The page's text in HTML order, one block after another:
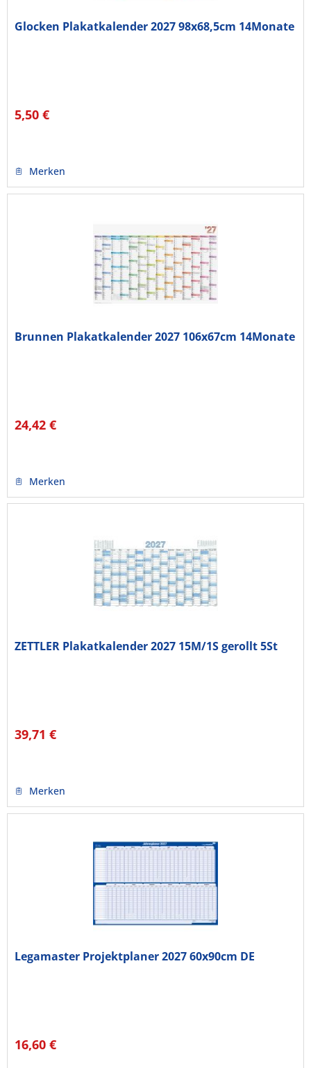
Glocken Plakatkalender 2027 98x68,5cm 14Monate
5,50 €
Merken
Brunnen Plakatkalender 2027 106x67cm 14Monate
24,42 €
Merken
ZETTLER Plakatkalender 2027 15M/1S gerollt 5St
39,71 €
Merken
Legamaster Projektplaner 2027 60x90cm DE
16,60 €